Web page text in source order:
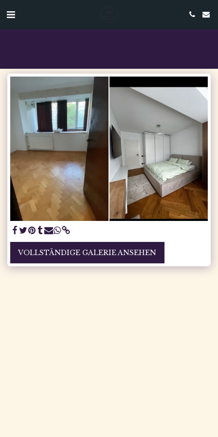
VOLLSTÄNDIGE GALERIE ANSEHEN